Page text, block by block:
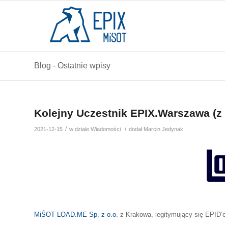
Blog - Ostatnie wpisy
Kolejny Uczestnik EPIX.Warszawa
2021-12-15 / w dziale Wiadomości / dodał Marcin Jedynak
MiŚOT LOAD.ME Sp. z o.o. z Krakowa, legitymujący się